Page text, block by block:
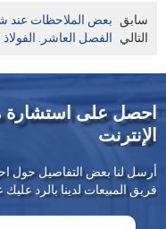
سابق
بعض الملاحظات عند
التالي
الفصل العاشر.
احصل على استشارة
الإنترنت
أرسل لنا بعض التفاصيل حول
فريق المبيعات لدينا بالرد